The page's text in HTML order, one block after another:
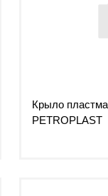
Крыло
PETROPLAST